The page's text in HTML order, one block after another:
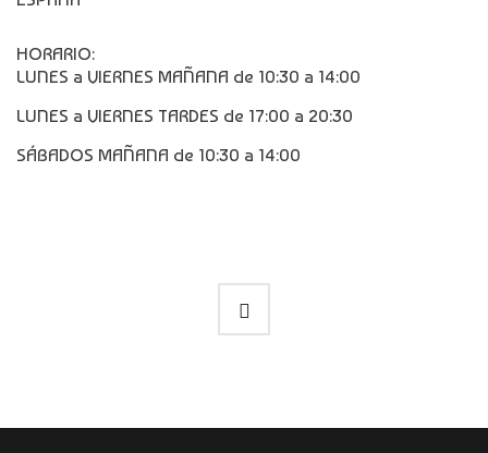
HORARIO:
LUNES a VIERNES MAÑANA de 10:30 a 14:00
LUNES a VIERNES TARDES de 17:00 a 20:30
SÁBADOS MAÑANA de 10:30 a 14:00